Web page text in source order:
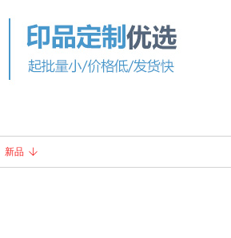
新品